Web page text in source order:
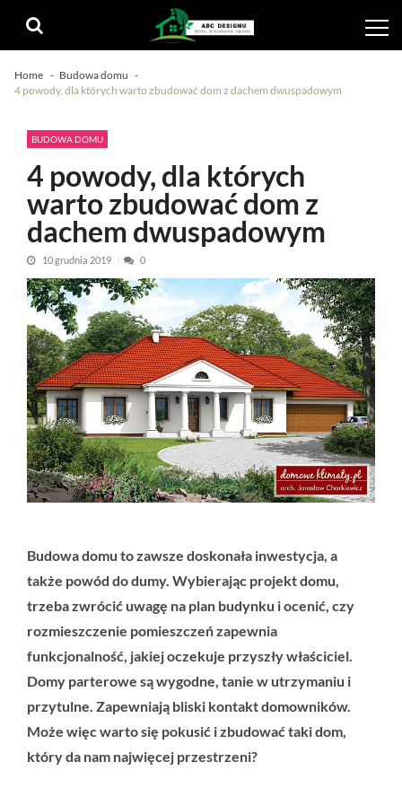
navigation
content
Home
Budowa domu
4 powody, dla których warto zbudować dom z dachem dwuspadowym
BUDOWA DOMU
4 powody, dla których
warto zbudować dom z
dachem dwuspadowym
10 grudnia 2019 0
Budowa domu to zawsze doskonała inwestycja, a
także powód do dumy. Wybierając projekt domu,
trzeba zwrócić uwagę na plan budynku i ocenić, czy
rozmieszczenie pomieszczeń zapewnia
funkcjonalność, jakiej oczekuje przyszły właściciel.
Domy parterowe są wygodne, tanie w utrzymaniu i
przytulne. Zapewniają bliski kontakt domowników.
Może więc warto się pokusić i zbudować taki dom,
który da nam najwięcej przestrzeni?